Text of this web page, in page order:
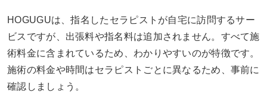
HOGUGUは、指名したセラピストが自宅に訪問するサー
ビスですが、出張料や指名料は追加されません。すべて施
術料金に含まれているため、わかりやすいのが特徴です。
施術の料金や時間はセラピストごとに異なるため、事前に
確認しましょう。